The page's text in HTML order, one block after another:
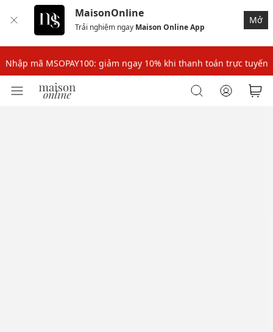
MaisonOnline
Trải nghiệm ngay Maison Online App
Mở
Nhập mã: MSOXINCHAO - Giảm 10% đơn đầu cho thành viên mới!
Nhập mã MSOPAY100: giảm ngay 10% khi thanh toán trực tuyến
Nhập mã: MSOXINCHAO - Giảm 10% đơn đầu cho thành viên mới!